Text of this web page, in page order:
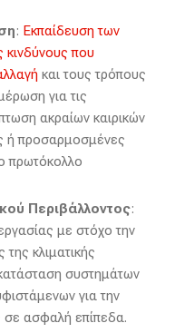
: Εκπαίδευση των
κινδύνους που
και τους τρόπους
για τις
ακραίων καιρικών
ή προσαρμοσμένες
πρωτόκολλο
Περιβάλλοντος:
με στόχο την
κλιματικής
συστημάτων
για την
σε ασφαλή επίπεδα.